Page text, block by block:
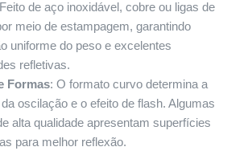
de aço inoxidável, cobre ou ligas de
meio de estampagem, garantindo
uniforme do peso e excelentes
refletivas.
Formas: O formato curvo determina a
oscilação e o efeito de flash. Algumas
alta qualidade apresentam superfícies
para melhor reflexão.